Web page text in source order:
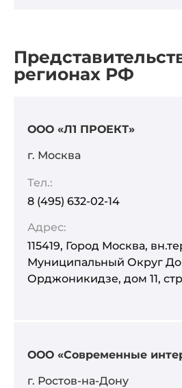
регионах РФ
ООО «Л1 ПРОЕКТ»
г. Москва
Тел.:
8 (495) 632-02-14
Адрес:
115419, Город Москва,
Муниципальный Округ
Орджоникидзе, дом 11,
ООО «Современные
г. Ростов-на-Дону